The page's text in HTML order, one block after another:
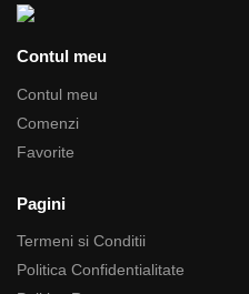
Contul meu
Contul meu
Comenzi
Favorite
Pagini
Termeni si Conditii
Politica Confidentialitate